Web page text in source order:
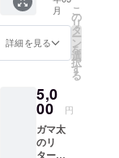
行い、キャ
ラクター事
業の運営を
す。この度
は私どもの
プロジェク
トをご覧い
條光成
のサイ
ン入
り） 商
品サイ
257mm
×364m
m B4サ
イズ ※
商品サ
月
詳細を見る
こ
の
リ
タ
ー
ン
を
選
択
す
る
5,0
00 円
ガマ太
のリ
ターン